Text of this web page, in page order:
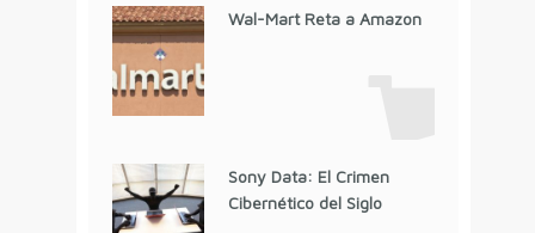
Wal-Mart Reta a Amazon
Sony Data: El Crimen
Cibernético del Siglo